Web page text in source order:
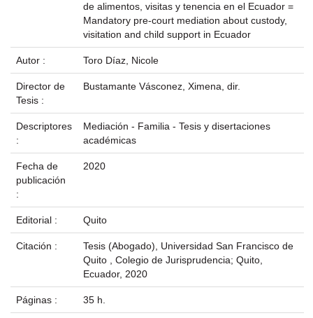
de alimentos, visitas y tenencia en el Ecuador =
Mandatory pre-court mediation about custody,
visitation and child support in Ecuador
Autor : Toro Díaz, Nicole
Director de
Tesis :
Bustamante Vásconez, Ximena, dir.
Descriptores
:
Mediación - Familia - Tesis y disertaciones
académicas
Fecha de
publicación
:
2020
Editorial : Quito
Citación :
Tesis (Abogado), Universidad San Francisco de
Quito , Colegio de Jurisprudencia; Quito,
Ecuador, 2020
Páginas : 35 h.